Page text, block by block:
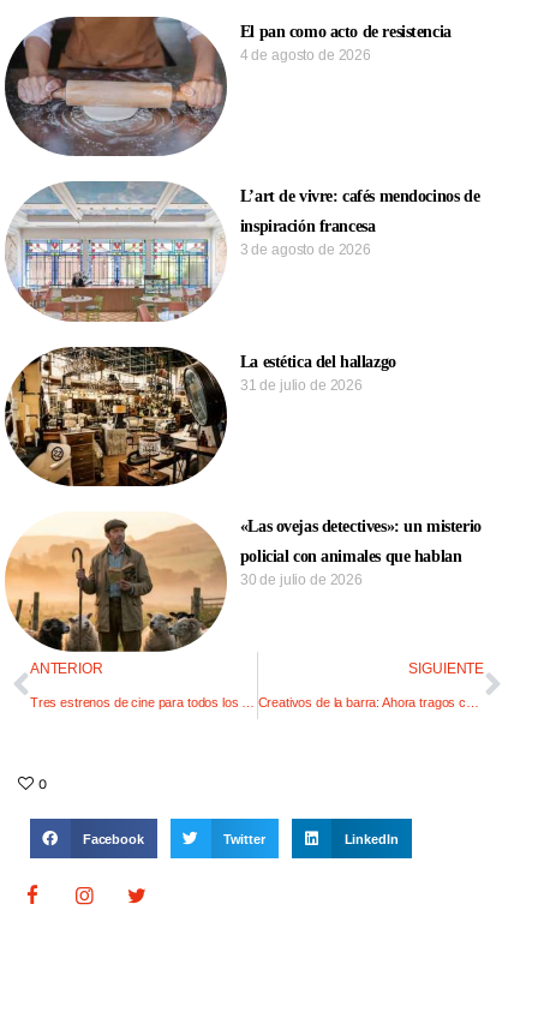
El pan como acto de resistencia
4 de agosto de 2026
L’art de vivre: cafés mendocinos de
inspiración francesa
3 de agosto de 2026
La estética del hallazgo
31 de julio de 2026
«Las ovejas detectives»: un misterio
policial con animales que hablan
30 de julio de 2026
ANTERIOR SIGUIENTE
0
Facebook Twitter LinkedIn